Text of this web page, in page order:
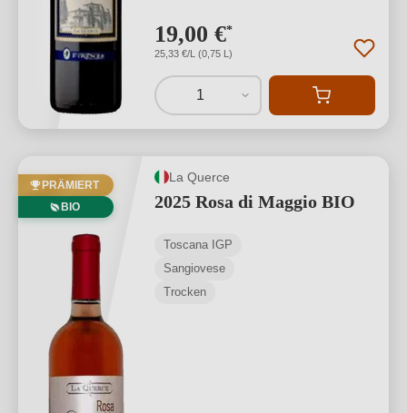
19,00 €*
25,33 €/L (0,75 L)
1
PRÄMIERT
BIO
La Querce
2025 Rosa di Maggio BIO
Toscana IGP
Sangiovese
Trocken